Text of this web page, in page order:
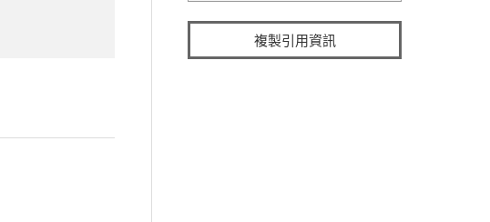
複製引用資訊